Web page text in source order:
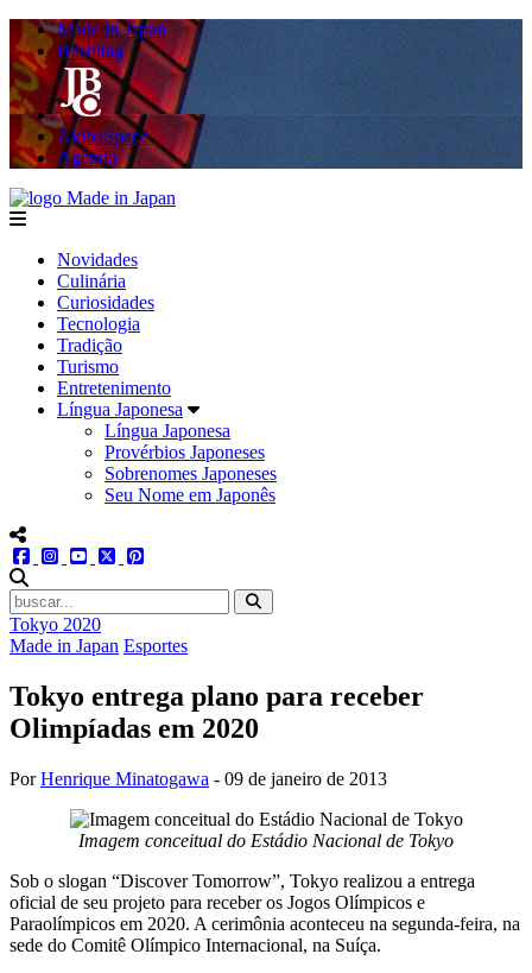
Made in Japan
Hashitag
AkibaSpace
Agenda
menu
Novidades
Culinária
Curiosidades
Tecnologia
Tradição
Turismo
Entretenimento
Língua Japonesa
Língua Japonesa
Provérbios Japoneses
Sobrenomes Japoneses
Seu Nome em Japonês
menu redes social
facebookinstagram
youtube
twitter
Tokyo 2020
Made in Japan Esportes
Tokyo entrega plano para receber
Olimpíadas em 2020
PorHenrique Minatogawa - 09 de janeiro de 2013
Imagem conceitual do Estádio Nacional de Tokyo
Sob o slogan “Discover Tomorrow”, Tokyo realizou a entrega
oficial de seu projeto para receber os Jogos Olímpicos e
Paraolímpicos em 2020. A cerimônia aconteceu na segunda-feira, na
sede do Comitê Olímpico Internacional, na Suíça.